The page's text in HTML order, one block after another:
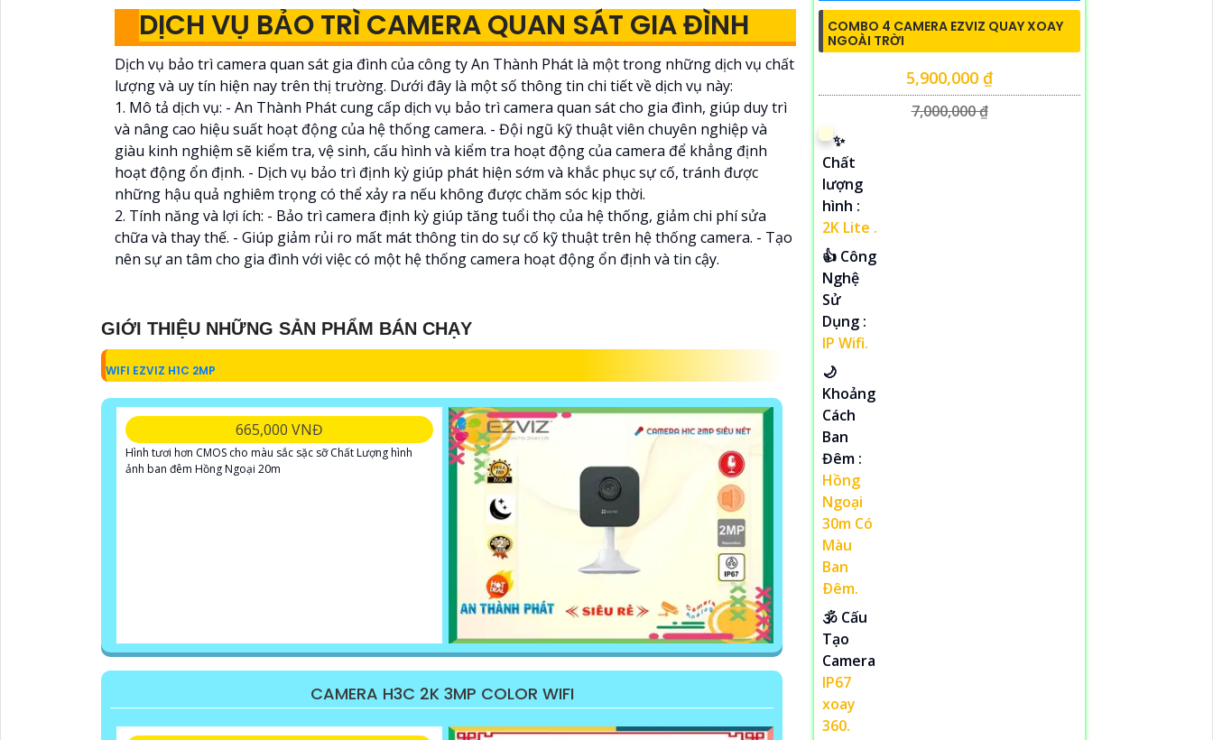
DỊCH VỤ BẢO TRÌ CAMERA QUAN SÁT GIA ĐÌNH
Dịch vụ bảo trì camera quan sát gia đình của công ty An Thành Phát là một trong những dịch vụ chất
lượng và uy tín hiện nay trên thị trường. Dưới đây là một số thông tin chi tiết về dịch vụ này:
1. Mô tả dịch vụ: - An Thành Phát cung cấp dịch vụ bảo trì camera quan sát cho gia đình, giúp duy trì
và nâng cao hiệu suất hoạt động của hệ thống camera. - Đội ngũ kỹ thuật viên chuyên nghiệp và
giàu kinh nghiệm sẽ kiểm tra, vệ sinh, cấu hình và kiểm tra hoạt động của camera để khẳng định
hoạt động ổn định. - Dịch vụ bảo trì định kỳ giúp phát hiện sớm và khắc phục sự cố, tránh được
những hậu quả nghiêm trọng có thể xảy ra nếu không được chăm sóc kịp thời.
2. Tính năng và lợi ích: - Bảo trì camera định kỳ giúp tăng tuổi thọ của hệ thống, giảm chi phí sửa
chữa và thay thế. - Giúp giảm rủi ro mất mát thông tin do sự cố kỹ thuật trên hệ thống camera. - Tạo
nên sự an tâm cho gia đình với việc có một hệ thống camera hoạt động ổn định và tin cậy.
GIỚI THIỆU NHỮNG SẢN PHẨM BÁN CHẠY
WIFI EZVIZ H1C 2MP
665,000 VNĐ
Hình tươi hơn CMOS cho màu sắc sặc sỡ Chất Lượng hình
ảnh ban đêm Hồng Ngoại 20m
CAMERA H3C 2K 3MP COLOR WIFI
COMBO 4 CAMERA EZVIZ QUAY XOAY
NGOÀI TRỜI
5,900,000 ₫
7,000,000 ₫
✨
Chất
lượng
hình :
2K Lite .
👍 Công
Nghệ
Sử
Dụng :
IP Wifi.
🌙
Khoảng
Cách
Ban
Đêm :
Hồng
Ngoại
30m Có
Màu
Ban
Ðêm.
🕉️ Cấu
Tạo
Camera
IP67
xoay
360.